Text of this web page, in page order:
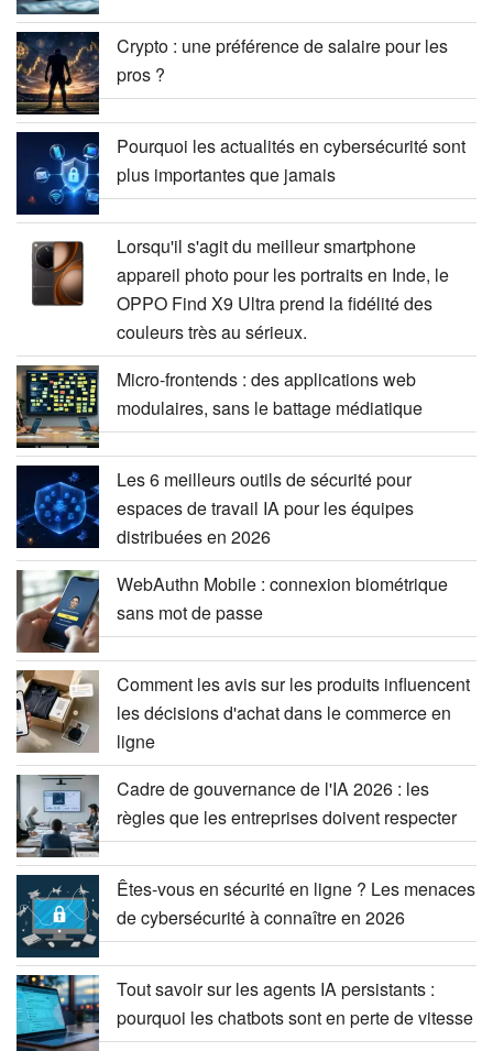
Crypto : une préférence de salaire pour les
pros ?
Pourquoi les actualités en cybersécurité sont
plus importantes que jamais
Lorsqu'il s'agit du meilleur smartphone
appareil photo pour les portraits en Inde, le
OPPO Find X9 Ultra prend la fidélité des
couleurs très au sérieux.
Micro-frontends : des applications web
modulaires, sans le battage médiatique
Les 6 meilleurs outils de sécurité pour
espaces de travail IA pour les équipes
distribuées en 2026
WebAuthn Mobile : connexion biométrique
sans mot de passe
Comment les avis sur les produits influencent
les décisions d'achat dans le commerce en
ligne
Cadre de gouvernance de l'IA 2026 : les
règles que les entreprises doivent respecter
Êtes-vous en sécurité en ligne ? Les menaces
de cybersécurité à connaître en 2026
Tout savoir sur les agents IA persistants :
pourquoi les chatbots sont en perte de vitesse